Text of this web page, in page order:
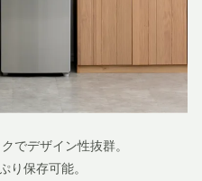
でデザイン性抜群。
り保存可能。